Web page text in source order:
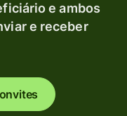
e ambos
e receber